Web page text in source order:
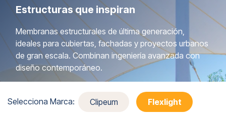
Estructuras que inspiran
Membranas estructurales de última generación,
ideales para cubiertas, fachadas y proyectos urbanos
de gran escala. Combinan ingeniería avanzada con
diseño contemporáneo.
Selecciona Marca: Clipeum Flexlight